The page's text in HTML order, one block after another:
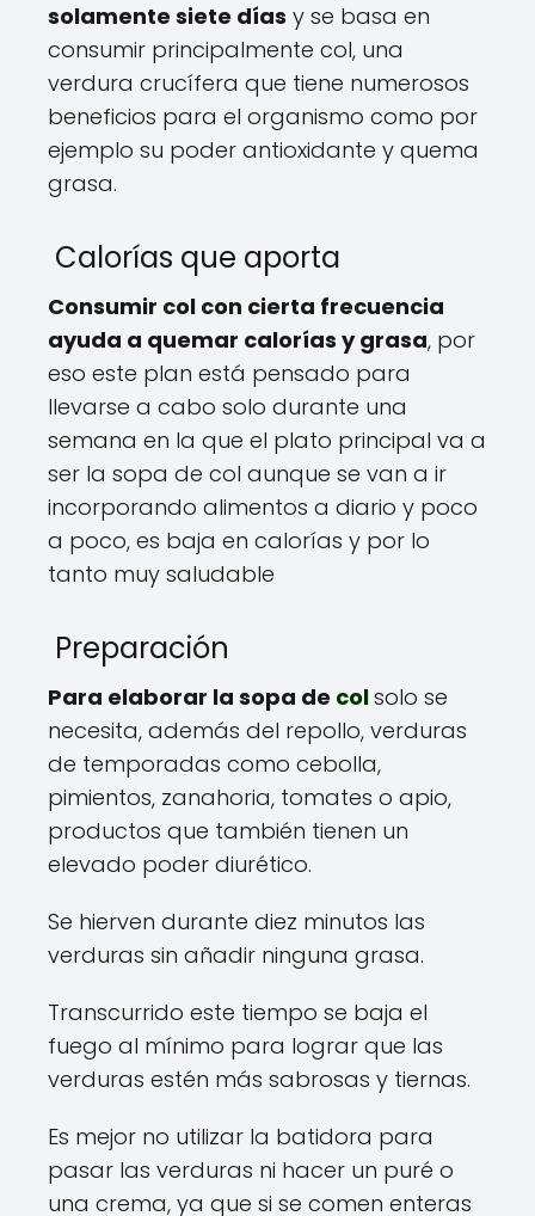
solamente siete días y se basa en
consumir principalmente col, una
verdura crucífera que tiene numerosos
beneficios para el organismo como por
ejemplo su poder antioxidante y quema
grasa.
Calorías que aporta
Consumir col con cierta frecuencia
ayuda a quemar calorías y grasa, por
eso este plan está pensado para
llevarse a cabo solo durante una
semana en la que el plato principal va a
ser la sopa de col aunque se van a ir
incorporando alimentos a diario y poco
a poco, es baja en calorías y por lo
tanto muy saludable
Preparación
Para elaborar la sopa de colsolo se
necesita, además del repollo, verduras
de temporadas como cebolla,
pimientos, zanahoria, tomates o apio,
productos que también tienen un
elevado poder diurético.
Se hierven durante diez minutos las
verduras sin añadir ninguna grasa.
Transcurrido este tiempo se baja el
fuego al mínimo para lograr que las
verduras estén más sabrosas y tiernas.
Es mejor no utilizar la batidora para
pasar las verduras ni hacer un puré o
una crema, ya que si se comen enteras